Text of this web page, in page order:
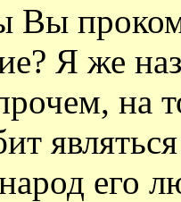
Вы
Я же
на
его